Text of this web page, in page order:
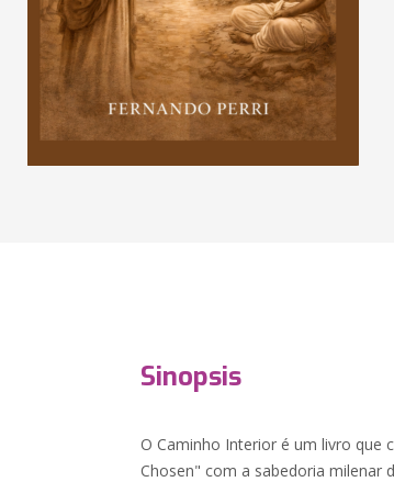
Sinopsis
O Caminho Interior é um livro que
Chosen" com a sabedoria milenar